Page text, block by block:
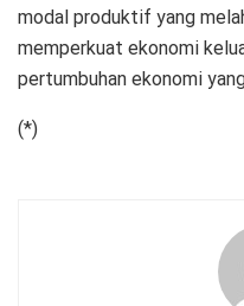
modal produktif yang
memperkuat ekonomi
pertumbuhan ekonomi
(*)